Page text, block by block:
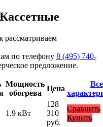
рассматриваем
по телефону 8 (495) 740-
предложение.
Мощность
обогрева
Цена
Все
1.9 кВт
128
310
руб.
Сравнить
Купить